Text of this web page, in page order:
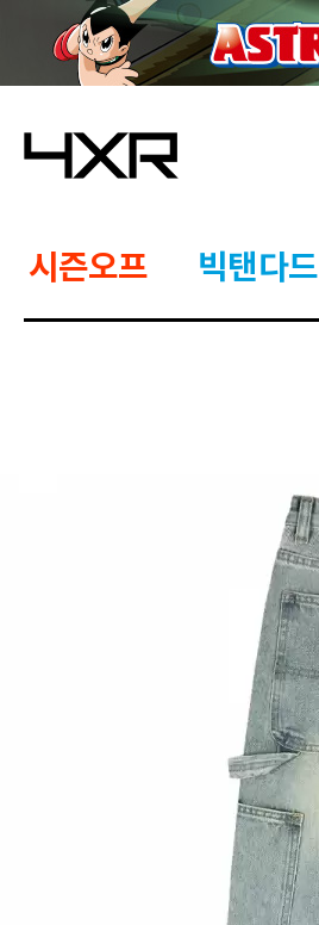
시즌오프 빅탠다드